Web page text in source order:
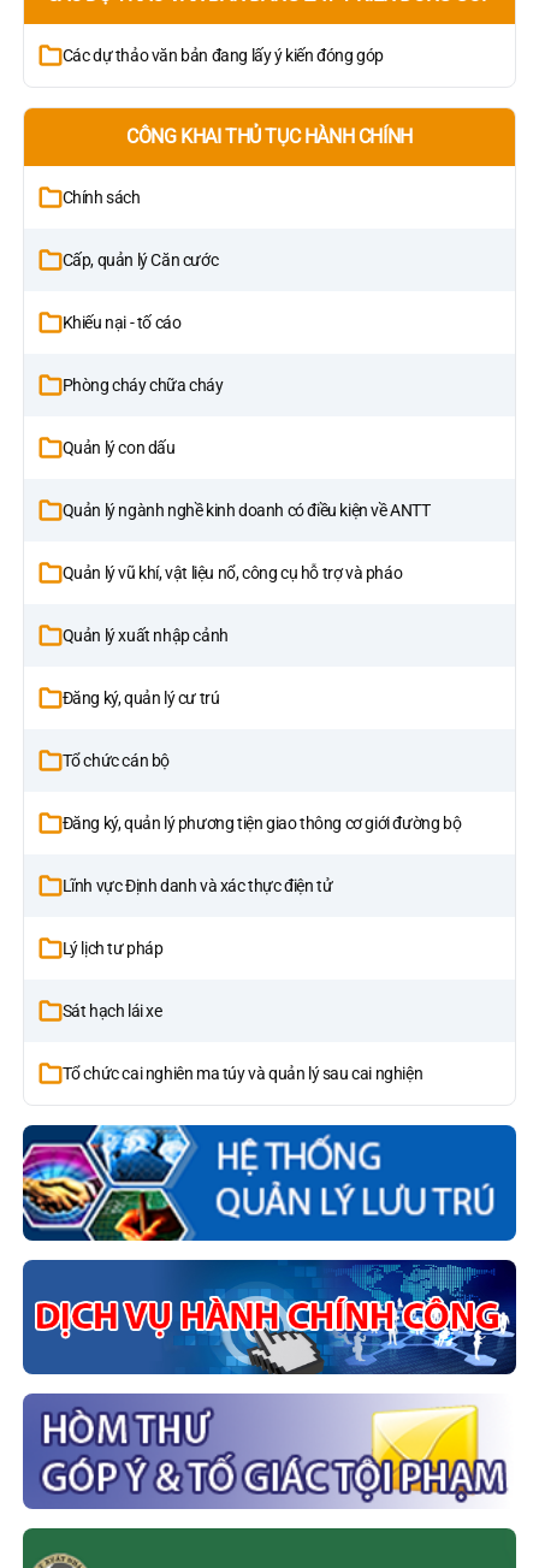
Các dự thảo văn bản đang lấy ý kiến đóng góp
CÔNG KHAI THỦ TỤC HÀNH CHÍNH
Chính sách
Cấp, quản lý Căn cước
Khiếu nại - tố cáo
Phòng cháy chữa cháy
Quản lý con dấu
Quản lý ngành nghề kinh doanh có điều kiện về ANTT
Quản lý vũ khí, vật liệu nổ, công cụ hỗ trợ và pháo
Quản lý xuất nhập cảnh
Đăng ký, quản lý cư trú
Tổ chức cán bộ
Đăng ký, quản lý phương tiện giao thông cơ giới đường bộ
Lĩnh vực Định danh và xác thực điện tử
Lý lịch tư pháp
Sát hạch lái xe
Tổ chức cai nghiên ma túy và quản lý sau cai nghiện